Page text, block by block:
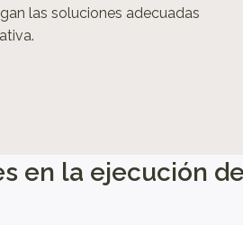
las soluciones adecuadas
en la ejecución